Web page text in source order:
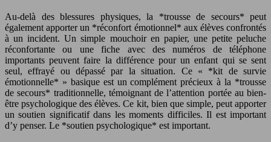
Au-delà des blessures physiques, la *trousse de secours* peut
également apporter un *réconfort émotionnel* aux élèves confrontés
à un incident. Un simple mouchoir en papier, une petite peluche
réconfortante ou une fiche avec des numéros de téléphone
importants peuvent faire la différence pour un enfant qui se sent
seul, effrayé ou dépassé par la situation. Ce « *kit de survie
émotionnelle* » basique est un complément précieux à la *trousse
de secours* traditionnelle, témoignant de l’attention portée au bien-
être psychologique des élèves. Ce kit, bien que simple, peut apporter
un soutien significatif dans les moments difficiles. Il est important
d’y penser. Le *soutien psychologique* est important.